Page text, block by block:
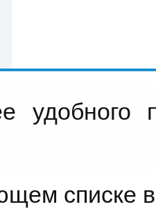
удобного
списке